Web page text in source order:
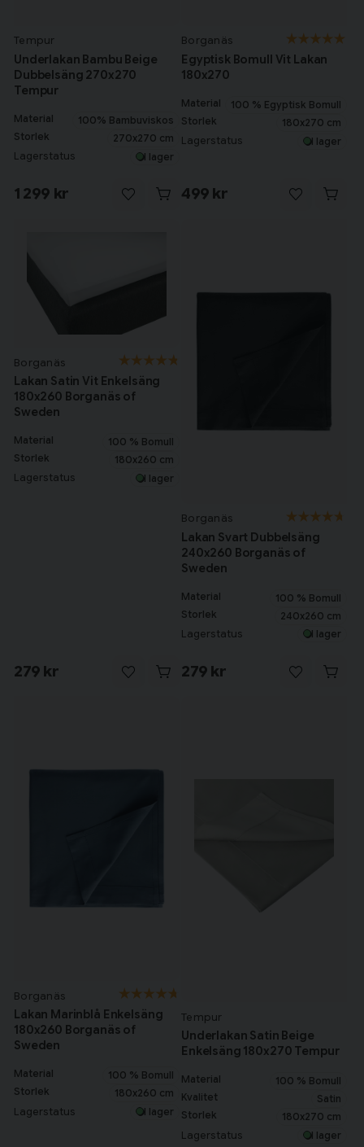
Tempur
Underlakan Bambu Beige
Dubbelsäng 270x270
Tempur
Material
100% Bambuviskos
Storlek
270x270 cm
Lagerstatus I lager
1 299 kr
Borganäs
Egyptisk Bomull Vit Lakan
180x270
Material
100 % Egyptisk Bomull
Storlek
180x270 cm
Lagerstatus I lager
499 kr
Borganäs
Lakan Satin Vit Enkelsäng
180x260 Borganäs of
Sweden
Material
100 % Bomull
Storlek
180x260 cm
Lagerstatus I lager
279 kr
Borganäs
Lakan Svart Dubbelsäng
240x260 Borganäs of
Sweden
Material
100 % Bomull
Storlek
240x260 cm
Lagerstatus I lager
279 kr
Borganäs
Lakan Marinblå Enkelsäng
180x260 Borganäs of
Sweden
Material
100 % Bomull
Storlek
180x260 cm
Lagerstatus I lager
Tempur
Underlakan Satin Beige
Enkelsäng 180x270 Tempur
Material
100 % Bomull
Kvalitet
Satin
Storlek
180x270 cm
Lagerstatus I lager